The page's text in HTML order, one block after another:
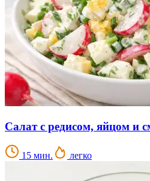
Салат с редисом, яйцом и
15 мин. легко